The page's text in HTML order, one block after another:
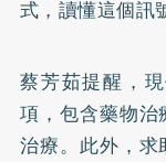
式，讀懂這個訊
蔡芳茹提醒，
項，包含藥物
治療。此外，